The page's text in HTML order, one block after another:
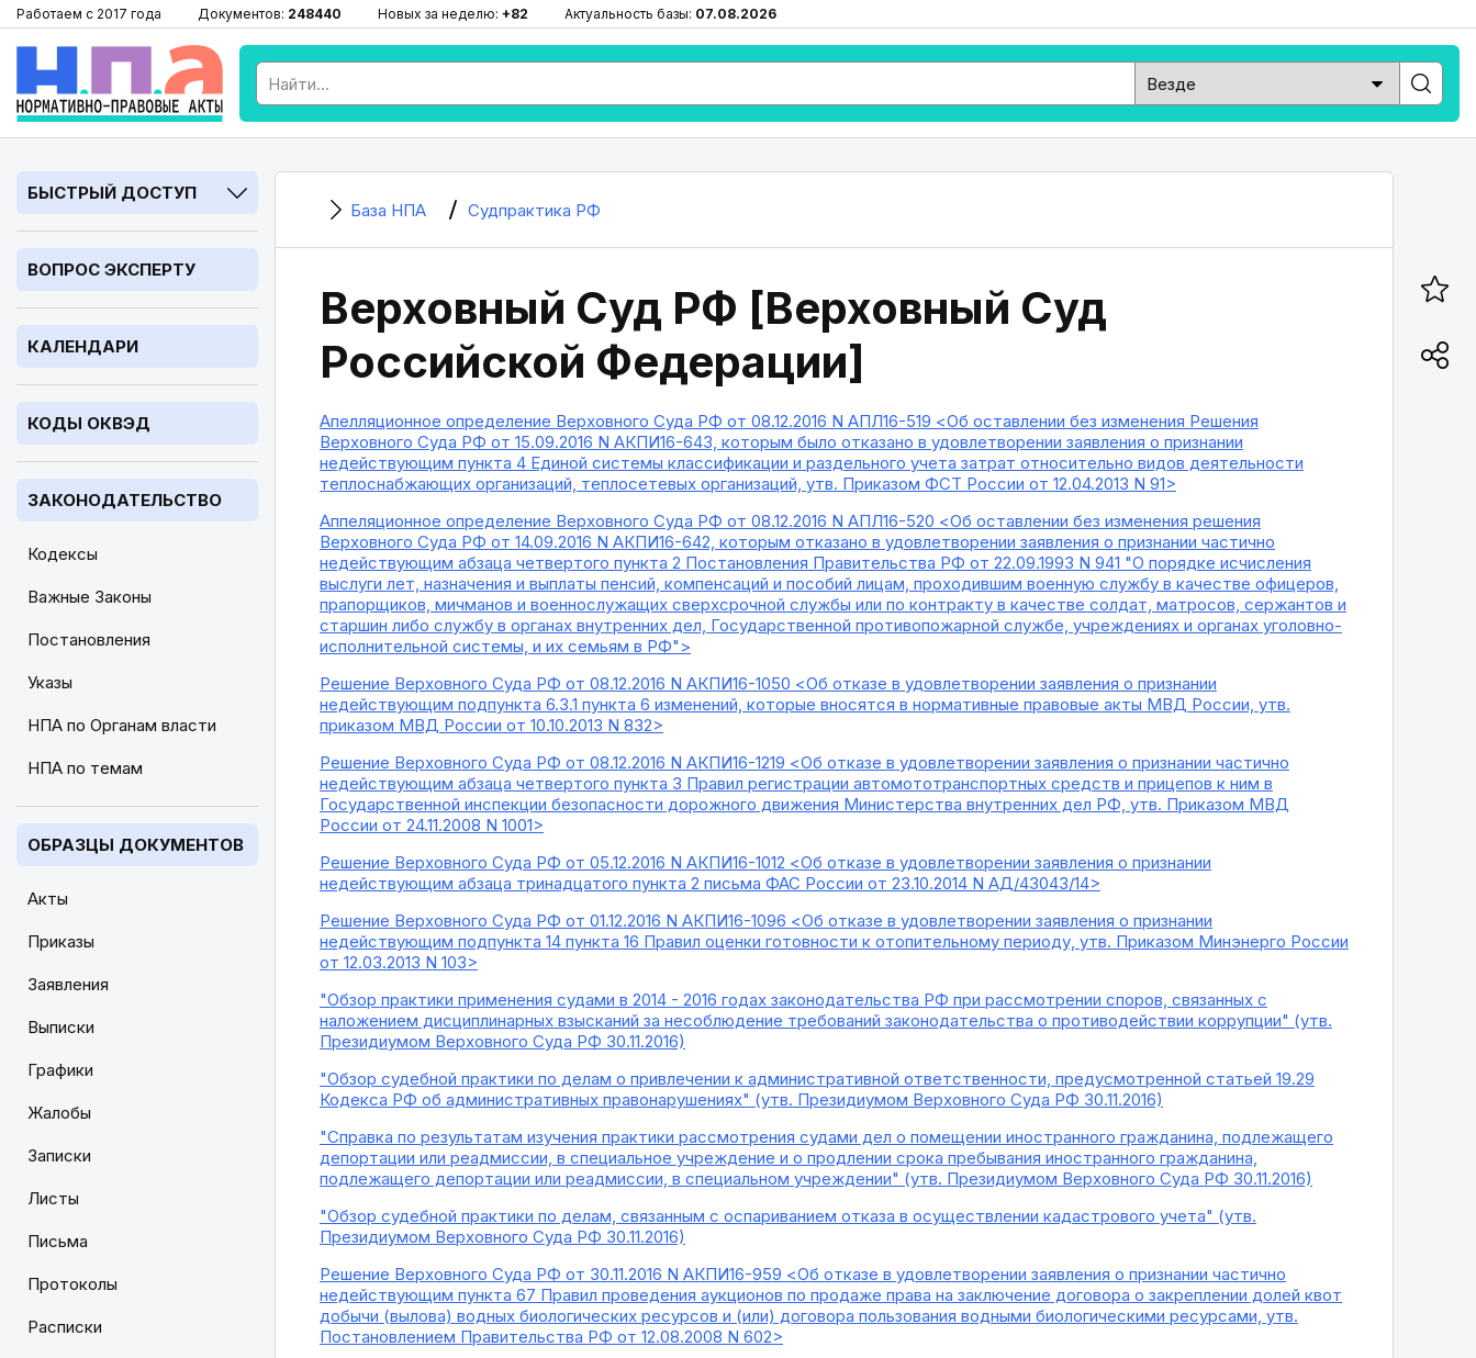
Работаем с 2017 года Документов: 248440 Новых за неделю: +82 Актуальность базы: 07.08.2026
БЫСТРЫЙ ДОСТУП
ВОПРОС ЭКСПЕРТУ
КАЛЕНДАРИ
КОДЫ ОКВЭД
ЗАКОНОДАТЕЛЬСТВО
Кодексы
Важные Законы
Постановления
Указы
НПА по Органам власти
НПА по темам
ОБРАЗЦЫ ДОКУМЕНТОВ
Акты
Приказы
Заявления
Выписки
Графики
Жалобы
Записки
Листы
Письма
Протоколы
Расписки
База НПА Судпрактика РФ
Верховный Суд РФ [Верховный Суд
Российской Федерации]
Апелляционное определение Верховного Суда РФ от 08.12.2016 N АПЛ16-519 <Об оставлении без изменения Решения
Верховного Суда РФ от 15.09.2016 N АКПИ16-643, которым было отказано в удовлетворении заявления о признании
недействующим пункта 4 Единой системы классификации и раздельного учета затрат относительно видов деятельности
теплоснабжающих организаций, теплосетевых организаций, утв. Приказом ФСТ России от 12.04.2013 N 91>
Аппеляционное определение Верховного Суда РФ от 08.12.2016 N АПЛ16-520 <Об оставлении без изменения решения
Верховного Суда РФ от 14.09.2016 N АКПИ16-642, которым отказано в удовлетворении заявления о признании частично
недействующим абзаца четвертого пункта 2 Постановления Правительства РФ от 22.09.1993 N 941 "О порядке исчисления
выслуги лет, назначения и выплаты пенсий, компенсаций и пособий лицам, проходившим военную службу в качестве офицеров,
прапорщиков, мичманов и военнослужащих сверхсрочной службы или по контракту в качестве солдат, матросов, сержантов и
старшин либо службу в органах внутренних дел, Государственной противопожарной службе, учреждениях и органах уголовно-
исполнительной системы, и их семьям в РФ">
Решение Верховного Суда РФ от 08.12.2016 N АКПИ16-1050 <Об отказе в удовлетворении заявления о признании
недействующим подпункта 6.3.1 пункта 6 изменений, которые вносятся в нормативные правовые акты МВД России, утв.
приказом МВД России от 10.10.2013 N 832>
Решение Верховного Суда РФ от 08.12.2016 N АКПИ16-1219 <Об отказе в удовлетворении заявления о признании частично
недействующим абзаца четвертого пункта 3 Правил регистрации автомототранспортных средств и прицепов к ним в
Государственной инспекции безопасности дорожного движения Министерства внутренних дел РФ, утв. Приказом МВД
России от 24.11.2008 N 1001>
Решение Верховного Суда РФ от 05.12.2016 N АКПИ16-1012 <Об отказе в удовлетворении заявления о признании
недействующим абзаца тринадцатого пункта 2 письма ФАС России от 23.10.2014 N АД/43043/14>
Решение Верховного Суда РФ от 01.12.2016 N АКПИ16-1096 <Об отказе в удовлетворении заявления о признании
недействующим подпункта 14 пункта 16 Правил оценки готовности к отопительному периоду, утв. Приказом Минэнерго России
от 12.03.2013 N 103>
"Обзор практики применения судами в 2014 - 2016 годах законодательства РФ при рассмотрении споров, связанных с
наложением дисциплинарных взысканий за несоблюдение требований законодательства о противодействии коррупции" (утв.
Президиумом Верховного Суда РФ 30.11.2016)
"Обзор судебной практики по делам о привлечении к административной ответственности, предусмотренной статьей 19.29
Кодекса РФ об административных правонарушениях" (утв. Президиумом Верховного Суда РФ 30.11.2016)
"Справка по результатам изучения практики рассмотрения судами дел о помещении иностранного гражданина, подлежащего
депортации или реадмиссии, в специальное учреждение и о продлении срока пребывания иностранного гражданина,
подлежащего депортации или реадмиссии, в специальном учреждении" (утв. Президиумом Верховного Суда РФ 30.11.2016)
"Обзор судебной практики по делам, связанным с оспариванием отказа в осуществлении кадастрового учета" (утв.
Президиумом Верховного Суда РФ 30.11.2016)
Решение Верховного Суда РФ от 30.11.2016 N АКПИ16-959 <Об отказе в удовлетворении заявления о признании частично
недействующим пункта 67 Правил проведения аукционов по продаже права на заключение договора о закреплении долей квот
добычи (вылова) водных биологических ресурсов и (или) договора пользования водными биологическими ресурсами, утв.
Постановлением Правительства РФ от 12.08.2008 N 602>